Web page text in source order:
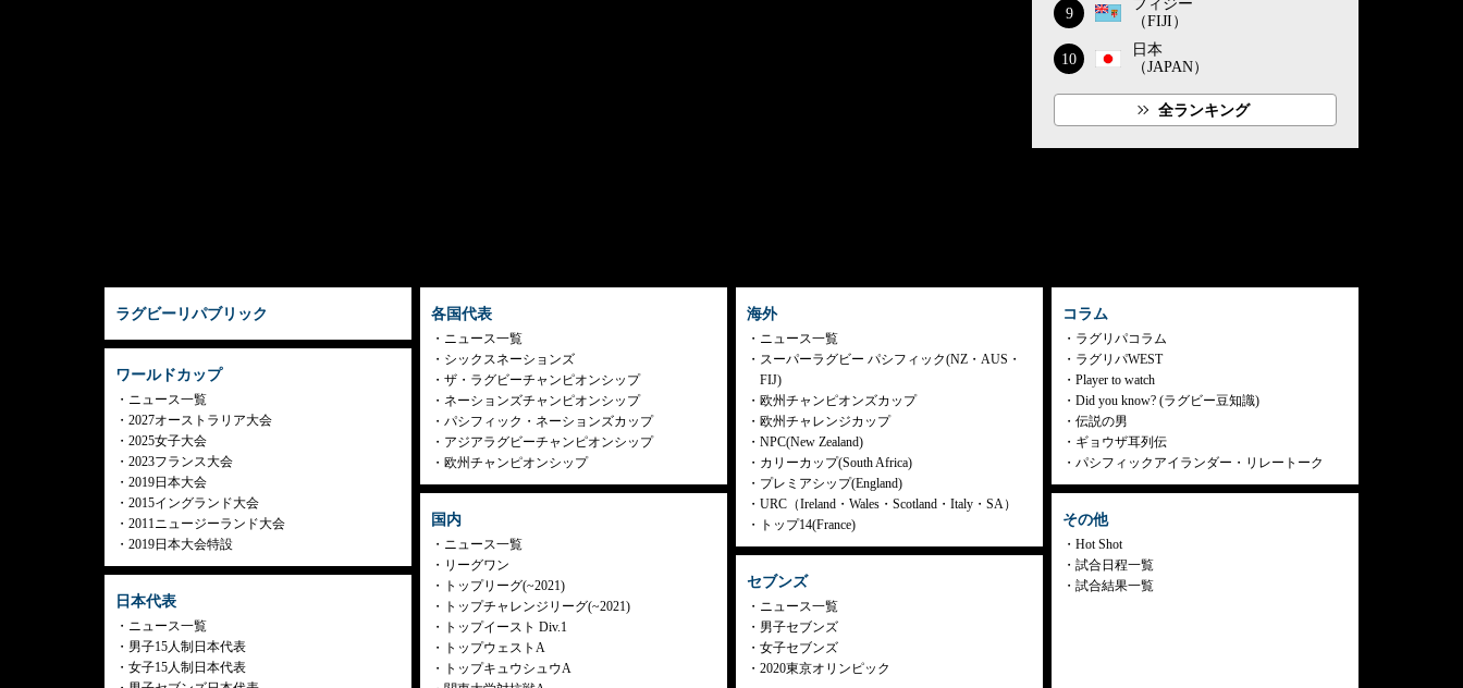
9
フィジー
（FIJI）
10
日本
（JAPAN）
全ランキング
ラグビーリパブリック
ワールドカップ
ニュース一覧
2027オーストラリア大会
2025女子大会
2023フランス大会
2019日本大会
2015イングランド大会
2011ニュージーランド大会
2019日本大会特設
日本代表
ニュース一覧
男子15人制日本代表
女子15人制日本代表
各国代表
ニュース一覧
シックスネーションズ
ザ・ラグビーチャンピオンシップ
ネーションズチャンピオンシップ
パシフィック・ネーションズカップ
アジアラグビーチャンピオンシップ
欧州チャンピオンシップ
国内
ニュース一覧
リーグワン
トップリーグ(~2021)
トップチャレンジリーグ(~2021)
トップイースト Div.1
トップウェストA
トップキュウシュウA
海外
ニュース一覧
スーパーラグビー パシフィック(NZ・AUS・
FIJ)
欧州チャンピオンズカップ
欧州チャレンジカップ
NPC(New Zealand)
カリーカップ(South Africa)
プレミアシップ(England)
URC（Ireland・Wales・Scotland・Italy・SA）
トップ14(France)
セブンズ
ニュース一覧
男子セブンズ
女子セブンズ
2020東京オリンピック
コラム
ラグリパコラム
ラグリパWEST
Player to watch
Did you know? (ラグビー豆知識)
伝説の男
ギョウザ耳列伝
パシフィックアイランダー・リレートーク
その他
Hot Shot
試合日程一覧
試合結果一覧